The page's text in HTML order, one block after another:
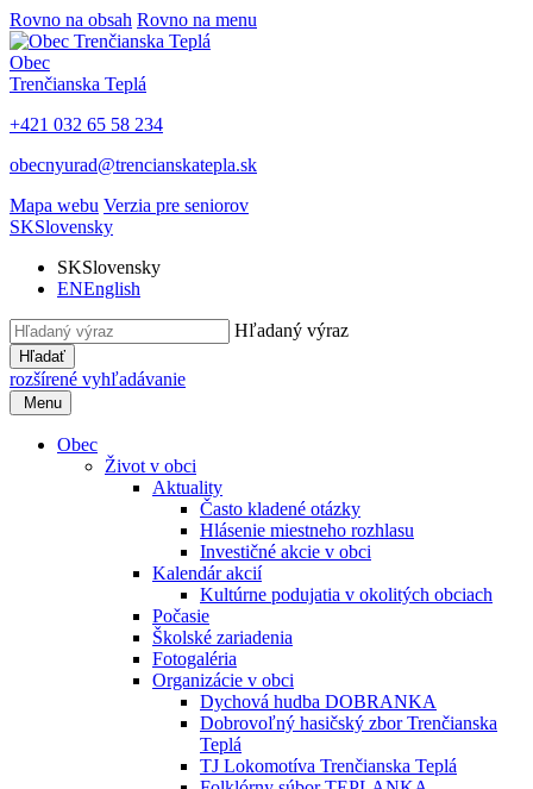
Rovno na obsah Rovno na menu
Obec
Trenčianska Teplá
+421 032 65 58 234
obecnyurad@trencianskatepla.sk
Mapa webu Verzia pre seniorov
SKSlovensky
SKSlovensky
ENEnglish
Hľadaný výraz
Hľadať
rozšírené vyhľadávanie
Menu
Obec
Život v obci
Aktuality
Často kladené otázky
Hlásenie miestneho rozhlasu
Investičné akcie v obci
Kalendár akcií
Kultúrne podujatia v okolitých obciach
Počasie
Školské zariadenia
Fotogaléria
Organizácie v obci
Dychová hudba DOBRANKA
Dobrovoľný hasičský zbor Trenčianska
Teplá
TJ Lokomotíva Trenčianska Teplá